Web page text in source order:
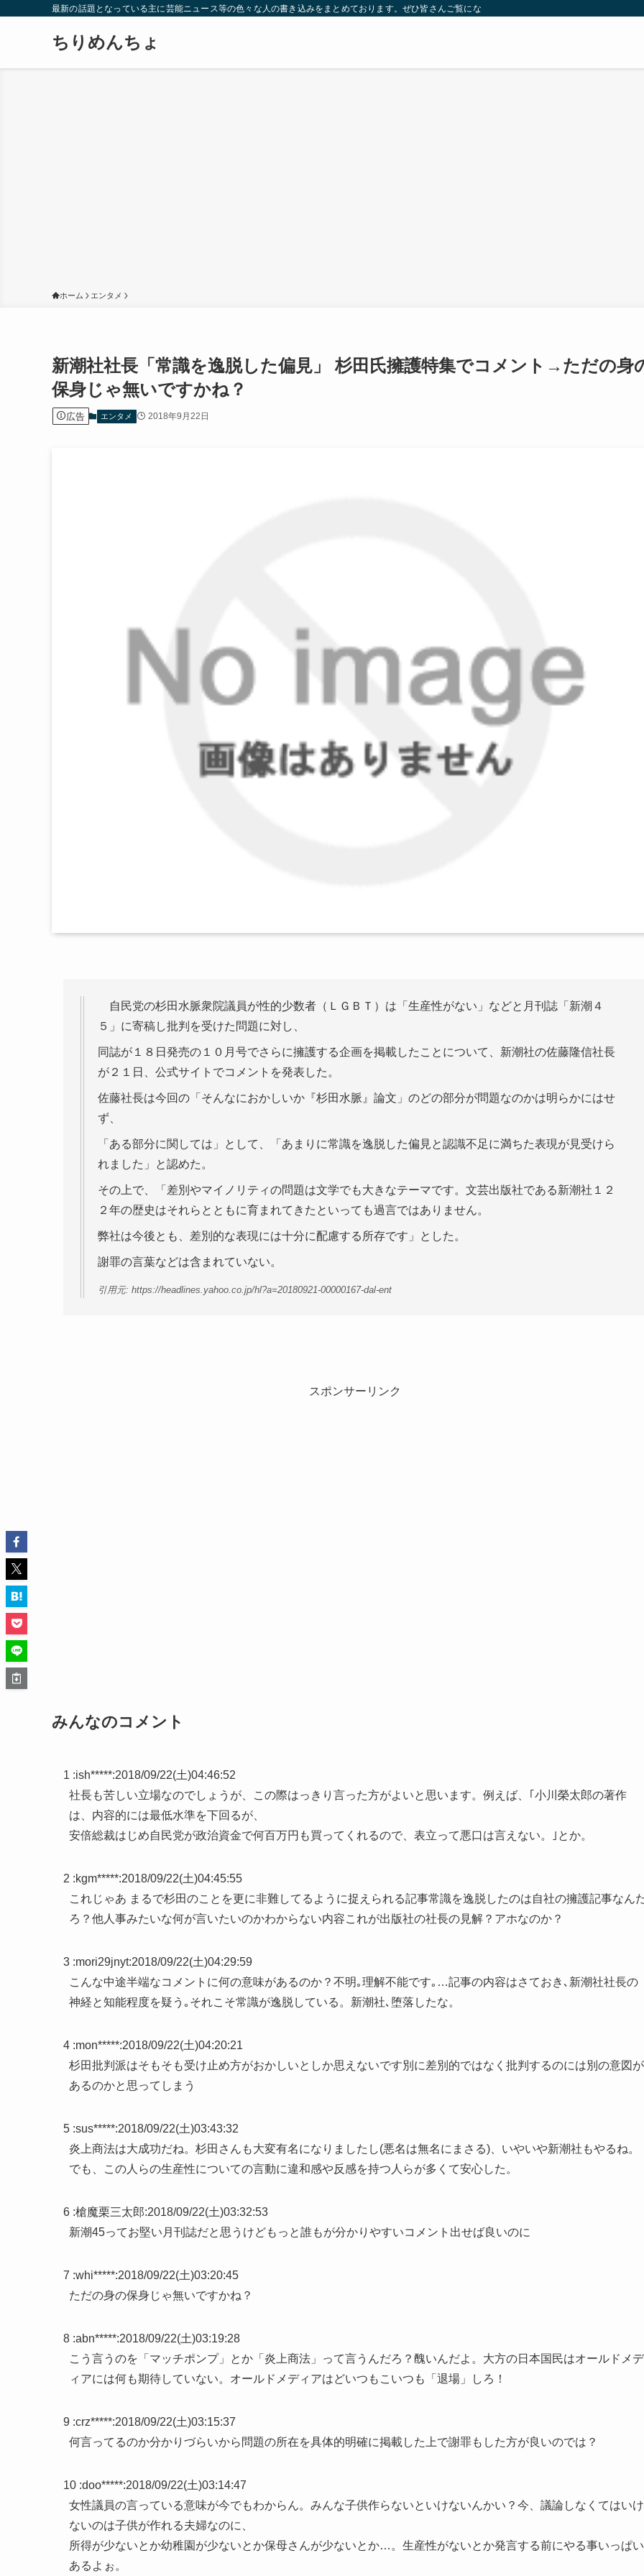
最新の話題となっている主に芸能ニュース等の色々な人の書き込みをまとめております。ぜひ皆さんご覧になっていってください。
ちりめんちょ
ホーム エンタメ
新潮社社長「常識を逸脱した偏見」 杉田氏擁護特集でコメント→ただの身
保身じゃ無いですかね？
広告 エンタメ 2018年9月22日
自民党の杉田水脈衆院議員が性的少数者（ＬＧＢＴ）は「生産性がない」などと月刊誌「新潮４
５」に寄稿し批判を受けた問題に対し、
同誌が１８日発売の１０月号でさらに擁護する企画を掲載したことについて、新潮社の佐藤隆信社長
が２１日、公式サイトでコメントを発表した。
佐藤社長は今回の「そんなにおかしいか『杉田水脈』論文」のどの部分が問題なのかは明らかにはせ
ず、
「ある部分に関しては」として、「あまりに常識を逸脱した偏見と認識不足に満ちた表現が見受けら
れました」と認めた。
その上で、「差別やマイノリティの問題は文学でも大きなテーマです。文芸出版社である新潮社１２
２年の歴史はそれらとともに育まれてきたといっても過言ではありません。
弊社は今後とも、差別的な表現には十分に配慮する所存です」とした。
謝罪の言葉などは含まれていない。
引用元: https://headlines.yahoo.co.jp/hl?a=20180921-00000167-dal-ent
スポンサーリンク
みんなのコメント
1 :ish*****:2018/09/22(土)04:46:52
社長も苦しい立場なのでしょうが、この際はっきり言った方がよいと思います。例えば、｢小川榮太郎の著作
は、内容的には最低水準を下回るが、
安倍総裁はじめ自民党が政治資金で何百万円も買ってくれるので、表立って悪口は言えない。｣とか。
2 :kgm*****:2018/09/22(土)04:45:55
これじゃあ まるで杉田のことを更に非難してるように捉えられる記事常識を逸脱したのは自社の擁護記事なん
ろ？他人事みたいな何が言いたいのかわからない内容これが出版社の社長の見解？アホなのか？
3 :mori29jnyt:2018/09/22(土)04:29:59
こんな中途半端なコメントに何の意味があるのか？不明｡理解不能です｡…記事の内容はさておき､新潮社社長の
神経と知能程度を疑う｡それこそ常識が逸脱している。新潮社､堕落したな。
4 :mon*****:2018/09/22(土)04:20:21
杉田批判派はそもそも受け止め方がおかしいとしか思えないです別に差別的ではなく批判するのには別の意図が
あるのかと思ってしまう
5 :sus*****:2018/09/22(土)03:43:32
炎上商法は大成功だね。杉田さんも大変有名になりましたし(悪名は無名にまさる)、いやいや新潮社もやるね。
でも、この人らの生産性についての言動に違和感や反感を持つ人らが多くて安心した。
6 :槍魔栗三太郎:2018/09/22(土)03:32:53
新潮45ってお堅い月刊誌だと思うけどもっと誰もが分かりやすいコメント出せば良いのに
7 :whi*****:2018/09/22(土)03:20:45
ただの身の保身じゃ無いですかね？
8 :abn*****:2018/09/22(土)03:19:28
こう言うのを「マッチポンプ」とか「炎上商法」って言うんだろ？醜いんだよ。大方の日本国民はオールドメデ
ィアには何も期待していない。オールドメディアはどいつもこいつも「退場」しろ！
9 :crz*****:2018/09/22(土)03:15:37
何言ってるのか分かりづらいから問題の所在を具体的明確に掲載した上で謝罪もした方が良いのでは？
10 :doo*****:2018/09/22(土)03:14:47
女性議員の言っている意味が今でもわからん。みんな子供作らないといけないんかい？今、議論しなくてはいけ
ないのは子供が作れる夫婦なのに、
所得が少ないとか幼稚園が少ないとか保母さんが少ないとか…。生産性がないとか発言する前にやる事いっぱい
あるよぉ。